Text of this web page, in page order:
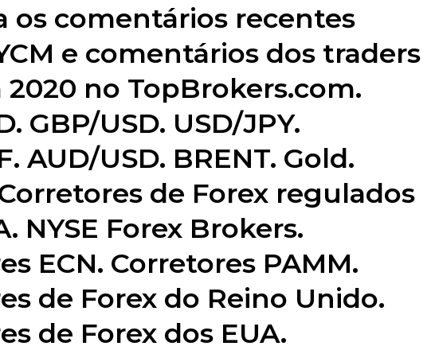
os comentários recentes
e comentários dos traders
2020 no TopBrokers.com.
GBP/USD. USD/JPY.
AUD/USD. BRENT. Gold.
de Forex regulados
NYSE Forex Brokers.
ECN. Corretores PAMM.
de Forex do Reino Unido.
de Forex dos EUA.